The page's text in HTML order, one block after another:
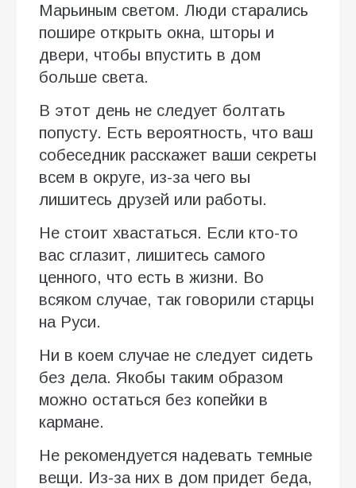
Марьиным светом. Люди старались
пошире открыть окна, шторы и
двери, чтобы впустить в дом
больше света.
В этот день не следует болтать
попусту. Есть вероятность, что ваш
собеседник расскажет ваши секреты
всем в округе, из-за чего вы
лишитесь друзей или работы.
Не стоит хвастаться. Если кто-то
вас сглазит, лишитесь самого
ценного, что есть в жизни. Во
всяком случае, так говорили старцы
на Руси.
Ни в коем случае не следует сидеть
без дела. Якобы таким образом
можно остаться без копейки в
кармане.
Не рекомендуется надевать темные
вещи. Из-за них в дом придет беда,